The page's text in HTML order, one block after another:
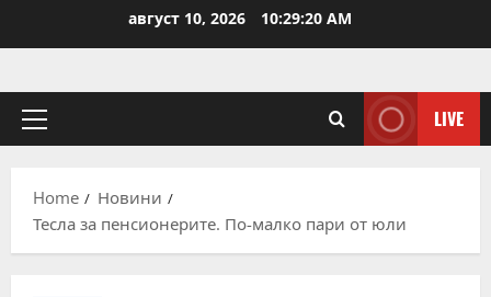
август 10, 2026 10:29:20 AM
Primary
LIVE
Home
Новини
Тесла за пенсионерите. По-малко пари от юли